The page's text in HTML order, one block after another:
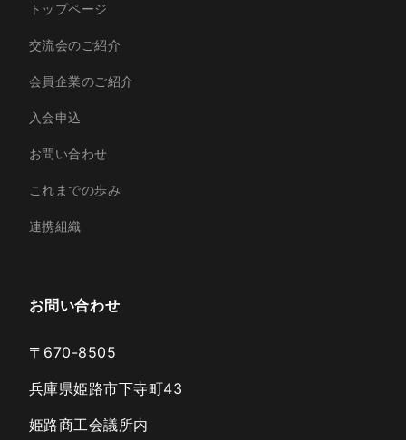
トップページ
交流会のご紹介
会員企業のご紹介
入会申込
お問い合わせ
これまでの歩み
連携組織
お問い合わせ
〒670-8505
兵庫県姫路市下寺町43
姫路商工会議所内